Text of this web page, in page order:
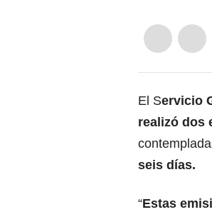
El Servicio
realizó dos
seis días.
“Estas